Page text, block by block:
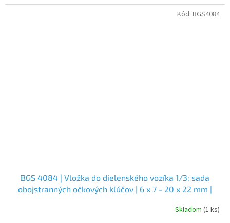
BGS 4084 | Vložka do dielenského vozíka 1/3: sada
obojstranných očkových kľúčov | 6 x 7 - 20 x 22 mm |
Skladom (1 ks)
Kód: BGS4084